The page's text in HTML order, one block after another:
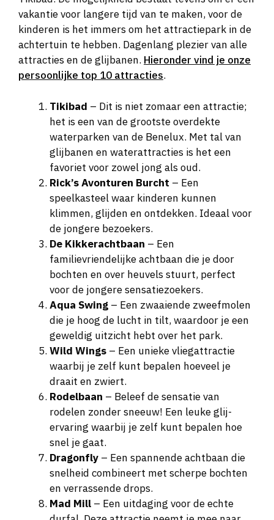
vakantie voor langere tijd van te maken, voor de
kinderen is het immers om het attractiepark in de
achtertuin te hebben. Dagenlang plezier van alle
attracties en de glijbanen. Hieronder vind je onze
persoonlijke top 10 attracties.
Tikibad – Dit is niet zomaar een attractie;
het is een van de grootste overdekte
waterparken van de Benelux. Met tal van
glijbanen en waterattracties is het een
favoriet voor zowel jong als oud.
Rick’s Avonturen Burcht – Een
speelkasteel waar kinderen kunnen
klimmen, glijden en ontdekken. Ideaal voor
de jongere bezoekers.
De Kikkerachtbaan – Een
familievriendelijke achtbaan die je door
bochten en over heuvels stuurt, perfect
voor de jongere sensatiezoekers.
Aqua Swing – Een zwaaiende zweefmolen
die je hoog de lucht in tilt, waardoor je een
geweldig uitzicht hebt over het park.
Wild Wings – Een unieke vliegattractie
waarbij je zelf kunt bepalen hoeveel je
draait en zwiert.
Rodelbaan – Beleef de sensatie van
rodelen zonder sneeuw! Een leuke glij-
ervaring waarbij je zelf kunt bepalen hoe
snel je gaat.
Dragonfly – Een spannende achtbaan die
snelheid combineert met scherpe bochten
en verrassende drops.
Mad Mill – Een uitdaging voor de echte